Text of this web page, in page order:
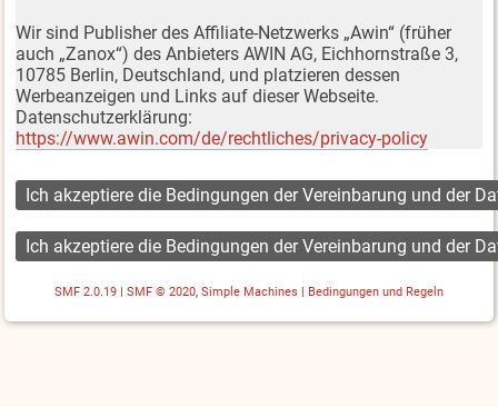
Wir sind Publisher des Affiliate-Netzwerks „Awin“ (früher
auch „Zanox“) des Anbieters AWIN AG, Eichhornstraße 3,
10785 Berlin, Deutschland, und platzieren dessen
Werbeanzeigen und Links auf dieser Webseite.
Datenschutzerklärung:
https://www.awin.com/de/rechtliches/privacy-policy
SMF 2.0.19 | SMF © 2020 Simple Machines | Bedingungen und Regeln